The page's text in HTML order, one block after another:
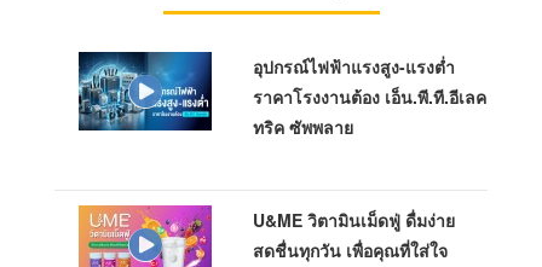
อุปกรณ์ไฟฟ้าแรงสูง-แรงต่ำ
ราคาโรงงานต้อง เอ็น.พี.ที.อีเลค
ทริค ซัพพลาย
U&ME วิตามินเม็ดฟู่ ดื่มง่าย
สดชื่นทุกวัน เพื่อคุณที่ใส่ใจ